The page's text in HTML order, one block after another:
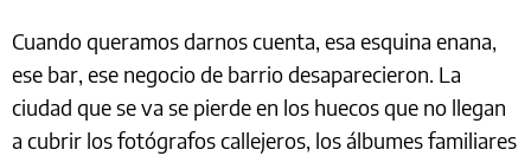
Cuando queramos darnos cuenta, esa esquina enana,
ese bar, ese negocio de barrio desaparecieron. La
ciudad que se va se pierde en los huecos que no llegan
a cubrir los fotógrafos callejeros, los álbumes familiares